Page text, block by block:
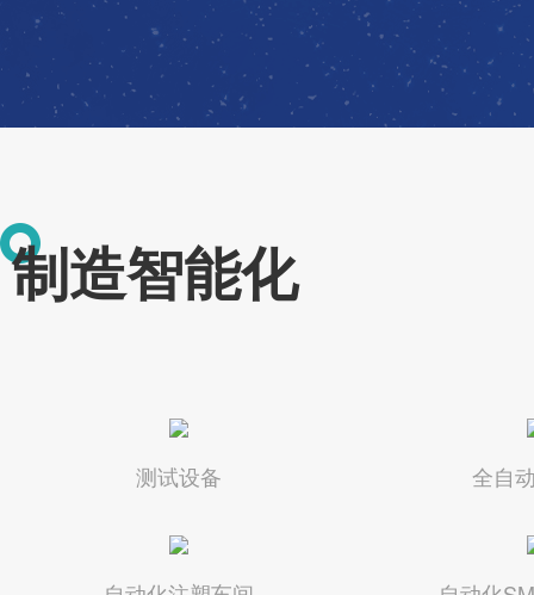
制造智能化
测试设备 全自